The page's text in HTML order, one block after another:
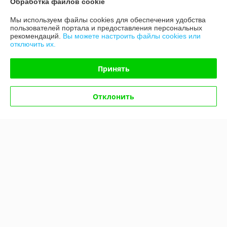
График работы
Полная версия сайта
Политика обработки cookies
Сайт создан на платформе Deal.by
Мы используем файлы cookies для обеспечения удобства
пользователей портала и предоставления персональных
рекомендаций. Вы можете настроить файлы cookies или
отключить их.
Принять
Отклонить